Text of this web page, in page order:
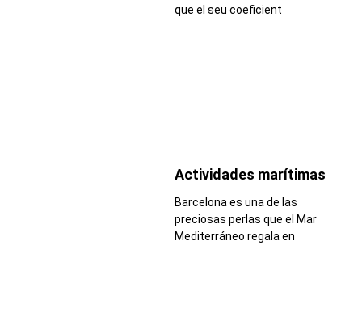
que el seu coeficient
Actividades marítimas
Barcelona es una de las
preciosas perlas que el Mar
Mediterráneo regala en